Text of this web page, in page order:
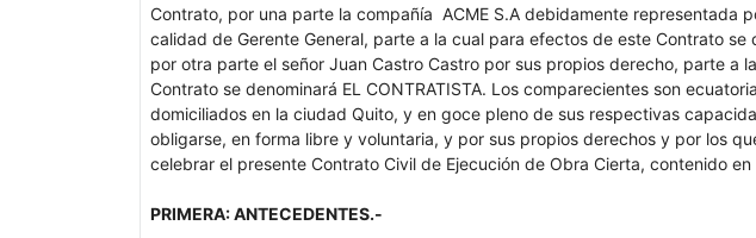
Contrato, por una parte la compañía ACME S.A debidamente representada
calidad de Gerente General, parte a la cual para efectos de este Contrato se
por otra parte el señor Juan Castro Castro por sus propios derecho, parte a
Contrato se denominará EL CONTRATISTA. Los comparecientes son
domiciliados en la ciudad Quito, y en goce pleno de sus respectivas
obligarse, en forma libre y voluntaria, y por sus propios derechos y por los
celebrar el presente Contrato Civil de Ejecución de Obra Cierta, contenido en
PRIMERA: ANTECEDENTES.-